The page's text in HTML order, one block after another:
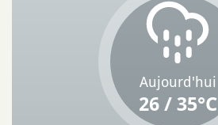
Aujourd'hui
26 / 35°C